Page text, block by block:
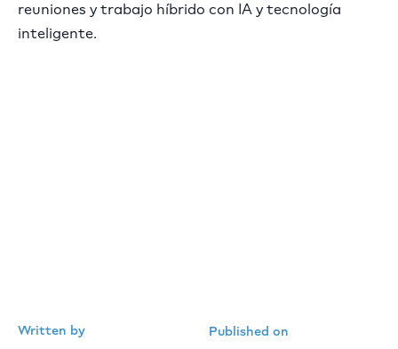
reuniones y trabajo híbrido con IA y tecnología
inteligente.
Written by Published on